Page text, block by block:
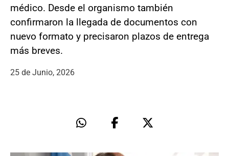
médico. Desde el organismo también
confirmaron la llegada de documentos con
nuevo formato y precisaron plazos de entrega
más breves.
25 de Junio, 2026